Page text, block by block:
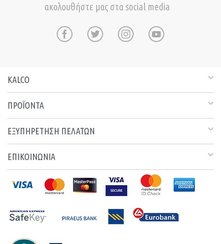
ακολουθήστε μας στα social media
KALCO
ΠΡΟΪΟΝΤΑ
ΕΞΥΠΗΡΕΤΗΣΗ ΠΕΛΑΤΩΝ
ΕΠΙΚΟΙΝΩΝΙΑ